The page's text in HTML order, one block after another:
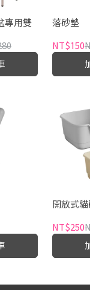
專用雙
落砂墊
NT$150
開放式
NT$250